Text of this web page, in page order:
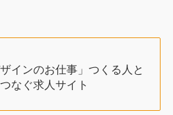
ザインのお仕事」つくる人と
なぐ求人サイト